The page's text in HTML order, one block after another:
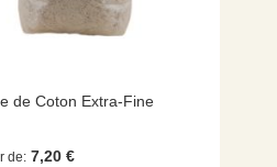
de Coton Extra-Fine
de 7,20 €